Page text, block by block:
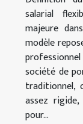
salarial
majeure
modèle
société de
traditionnel,
assez
pour...